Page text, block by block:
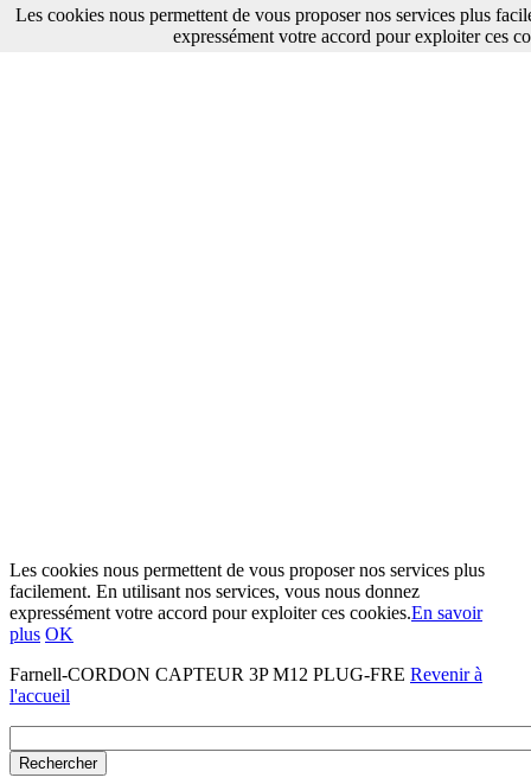
Les cookies nous permettent de vous proposer nos services plus
facilement. En utilisant nos services, vous nous donnez
expressément votre accord pour exploiter ces cookies.En savoir
plus OK
Farnell-CORDON CAPTEUR 3P M12 PLUG-FRE Revenir à
l'accueil
Les cookies nous permettent de vous proposer nos services plus
expressément votre accord pour exploiter ces